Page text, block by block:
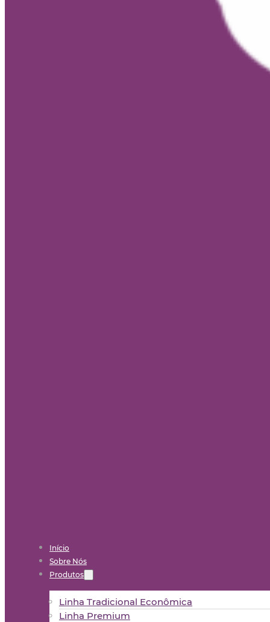
Início
Sobre Nós
Produtos
Linha Tradicional Econômica
Linha Premium